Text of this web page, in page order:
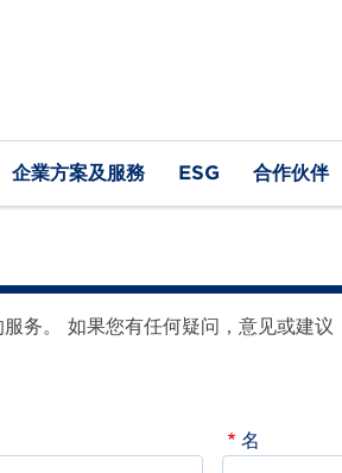
企業方案及服務 ESG 合作伙伴
务。 如果您有任何疑问，意见或建议
名